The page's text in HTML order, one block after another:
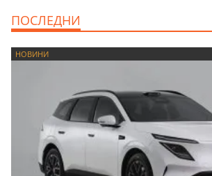
ПОСЛЕДНИ
НОВИНИ